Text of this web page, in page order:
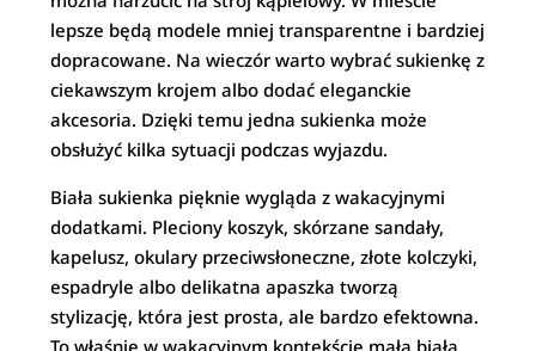
lepsze będą modele mniej transparentne i bardziej
dopracowane. Na wieczór warto wybrać sukienkę z
ciekawszym krojem albo dodać eleganckie
akcesoria. Dzięki temu jedna sukienka może
obsłużyć kilka sytuacji podczas wyjazdu.
Biała sukienka pięknie wygląda z wakacyjnymi
dodatkami. Pleciony koszyk, skórzane sandały,
kapelusz, okulary przeciwsłoneczne, złote kolczyki,
espadryle albo delikatna apaszka tworzą
stylizację, która jest prosta, ale bardzo efektowna.
To właśnie w wakacyjnym kontekście mała biała